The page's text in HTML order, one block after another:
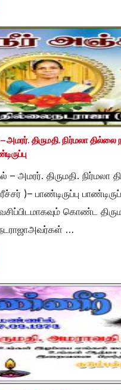
திருமதி. நிர்மலா தில்லை
அமரர். திருமதி. நிர்மலா
)– பாண்டிருப்பு
வசிப்பிடமாகவும் கொண்ட
…